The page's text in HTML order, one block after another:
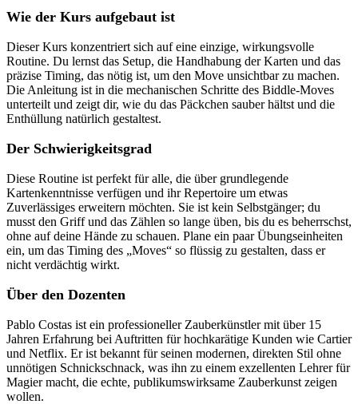
Wie der Kurs aufgebaut ist
Dieser Kurs konzentriert sich auf eine einzige, wirkungsvolle
Routine. Du lernst das Setup, die Handhabung der Karten und das
präzise Timing, das nötig ist, um den Move unsichtbar zu machen.
Die Anleitung ist in die mechanischen Schritte des Biddle-Moves
unterteilt und zeigt dir, wie du das Päckchen sauber hältst und die
Enthüllung natürlich gestaltest.
Der Schwierigkeitsgrad
Diese Routine ist perfekt für alle, die über grundlegende
Kartenkenntnisse verfügen und ihr Repertoire um etwas
Zuverlässiges erweitern möchten. Sie ist kein Selbstgänger; du
musst den Griff und das Zählen so lange üben, bis du es beherrschst,
ohne auf deine Hände zu schauen. Plane ein paar Übungseinheiten
ein, um das Timing des „Moves“ so flüssig zu gestalten, dass er
nicht verdächtig wirkt.
Über den Dozenten
Pablo Costas ist ein professioneller Zauberkünstler mit über 15
Jahren Erfahrung bei Auftritten für hochkarätige Kunden wie Cartier
und Netflix. Er ist bekannt für seinen modernen, direkten Stil ohne
unnötigen Schnickschnack, was ihn zu einem exzellenten Lehrer für
Magier macht, die echte, publikumswirksame Zauberkunst zeigen
wollen.